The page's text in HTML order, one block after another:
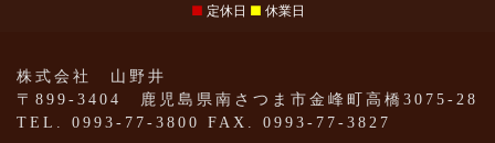
よ
く
■ 定休日 ■ 休業日
株式会社 山野井
〒899-3404 鹿児島県南さつま市金峰町高橋3075-28
TEL. 0993-77-3800 FAX. 0993-77-3827